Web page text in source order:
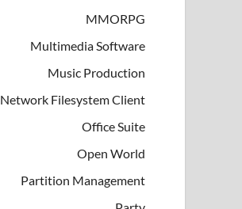
MMORPG
Multimedia Software
Music Production
Network Filesystem Client
Office Suite
Open World
Partition Management